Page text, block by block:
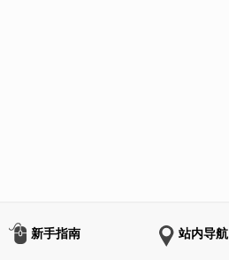
新手指南 站内导航